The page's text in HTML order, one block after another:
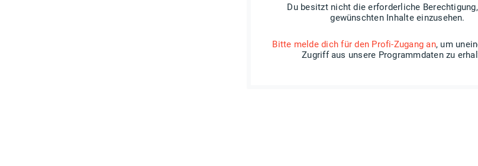
Du besitzt nicht die erforderliche
gewünschten Inhalte einzusehen.
Bitte melde dich für den Profi-Zugang an, um
Zugriff aus unsere Programmdaten zu